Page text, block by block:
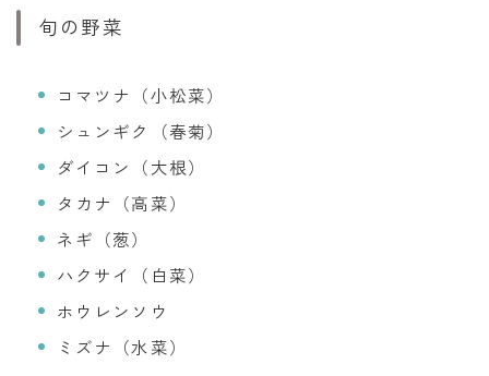
旬の野菜
コマツナ（小松菜）
シュンギク（春菊）
ダイコン（大根）
タカナ（高菜）
ネギ（葱）
ハクサイ（白菜）
ホウレンソウ
ミズナ（水菜）